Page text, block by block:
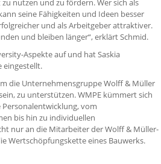
nutzen und zu fördern. Wer sich als
seine Fähigkeiten und Ideen besser
und als Arbeitgeber attraktiver.
und bleiben länger“, erklärt Schmid.
Aspekte auf und hat Saskia
eingestellt.
die Unternehmensgruppe Wolff & Müller
zu unterstützen. WMPE kümmert sich
vom
bis hin zu individuellen
nur an die Mitarbeiter der Wolff & Müller-
Wertschöpfungskette eines Bauwerks.